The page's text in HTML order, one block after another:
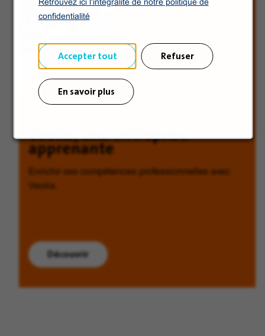
Retrouvez ici l'intégralité de notre politique de
confidentialité
Accepter tout Refuser
En savoir plus
Veolia, une entreprise
apprenante
Enrichir ses compétences professionnelles avec
Veolia.
Découvrir